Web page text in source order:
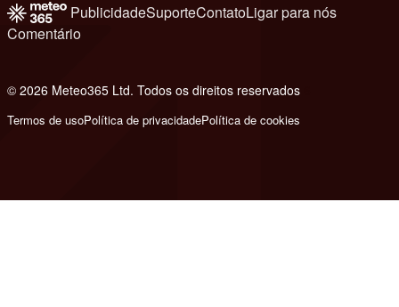
PublicidadeSuporteContatoLigar para nós
Comentário
© 2026 Meteo365 Ltd. Todos os direitos reservados
Termos de usoPolítica de privacidadePolítica de cookies